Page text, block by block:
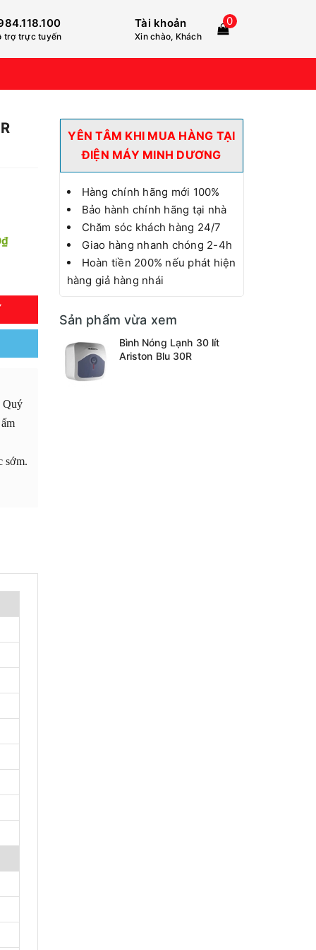
trợ trực tuyến
Tài khoản
Xin chào, Khách
0
Quý
sớm.
YÊN TÂM KHI MUA HÀNG TẠI
ĐIỆN MÁY MINH DƯƠNG
Hàng chính hãng mới 100%
Bảo hành chính hãng tại nhà
Chăm sóc khách hàng 24/7
Giao hàng nhanh chóng 2-4h
Hoàn tiền 200% nếu phát hiện
hàng giả hàng nhái
Sản phẩm vừa xem
Bình Nóng Lạnh 30 lít
Ariston Blu 30R